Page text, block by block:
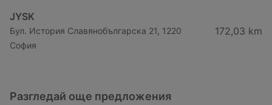
JYSK
Бул. История Славянобългарска 21, 1220
София
172,03 km
Разгледай още предложения